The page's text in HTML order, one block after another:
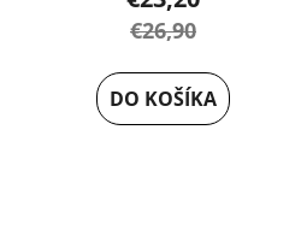
€26,90
DO KOŠÍKA